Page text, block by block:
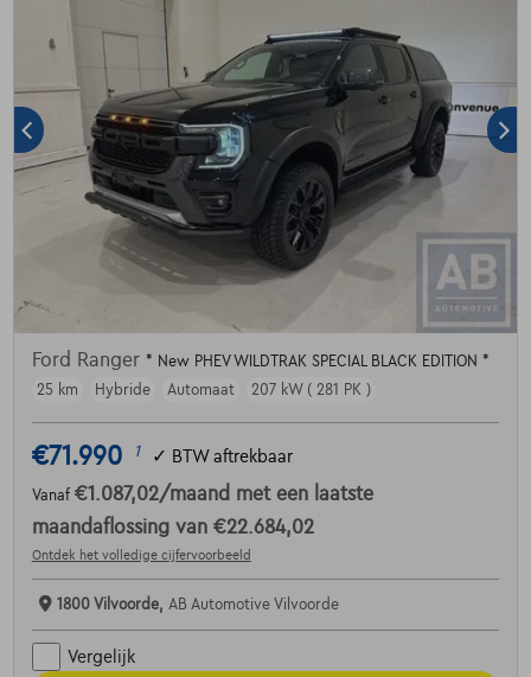
Ford Ranger * New PHEV WILDTRAK SPECIAL BLACK EDITION *
25 km
Hybride Automaat 207 kW ( 281 PK )
€71.990 1 ✓ BTW aftrekbaar
Vanaf €1.087,02/maand met een laatste
maandaflossing van €22.684,02
Ontdek het volledige cijfervoorbeeld
1800 Vilvoorde, AB Automotive Vilvoorde
Vergelijk